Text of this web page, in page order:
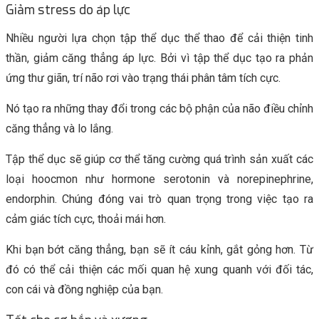
Giảm stress do áp lực
Nhiều người lựa chọn tập thể dục thể thao để cải thiện tinh
thần, giảm căng thẳng áp lực. Bởi vì tập thể dục tạo ra phản
ứng thư giãn, trí não rơi vào trạng thái phân tâm tích cực.
Nó tạo ra những thay đổi trong các bộ phận của não điều chỉnh
căng thẳng và lo lắng.
Tập thể dục sẽ giúp cơ thể tăng cường quá trình sản xuất các
loại hoocmon như hormone serotonin và norepinephrine,
endorphin. Chúng đóng vai trò quan trọng trong việc tạo ra
cảm giác tích cực, thoải mái hơn.
Khi bạn bớt căng thẳng, bạn sẽ ít cáu kỉnh, gắt gỏng hơn. Từ
đó có thể cải thiện các mối quan hệ xung quanh với đối tác,
con cái và đồng nghiệp của bạn.